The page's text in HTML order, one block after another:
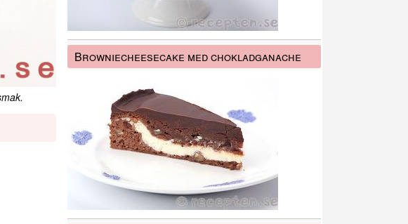
Browniecheesecake med chokladganache